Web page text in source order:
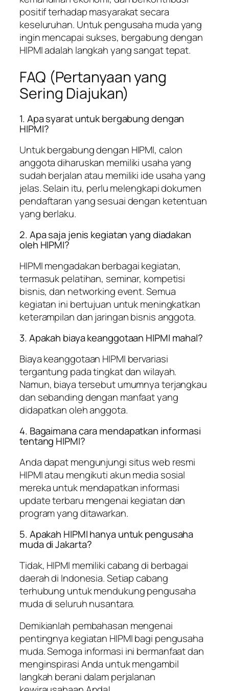
positif terhadap masyarakat secara
keseluruhan. Untuk pengusaha muda yang
ingin mencapai sukses, bergabung dengan
HIPMI adalah langkah yang sangat tepat.
FAQ (Pertanyaan yang
Sering Diajukan)
1. Apa syarat untuk bergabung dengan
HIPMI?
Untuk bergabung dengan HIPMI, calon
anggota diharuskan memiliki usaha yang
sudah berjalan atau memiliki ide usaha yang
jelas. Selain itu, perlu melengkapi dokumen
pendaftaran yang sesuai dengan ketentuan
yang berlaku.
2. Apa saja jenis kegiatan yang diadakan
oleh HIPMI?
HIPMI mengadakan berbagai kegiatan,
termasuk pelatihan, seminar, kompetisi
bisnis, dan networking event. Semua
kegiatan ini bertujuan untuk meningkatkan
keterampilan dan jaringan bisnis anggota.
3. Apakah biaya keanggotaan HIPMI mahal?
Biaya keanggotaan HIPMI bervariasi
tergantung pada tingkat dan wilayah.
Namun, biaya tersebut umumnya terjangkau
dan sebanding dengan manfaat yang
didapatkan oleh anggota.
4. Bagaimana cara mendapatkan informasi
tentang HIPMI?
Anda dapat mengunjungi situs web resmi
HIPMI atau mengikuti akun media sosial
mereka untuk mendapatkan informasi
update terbaru mengenai kegiatan dan
program yang ditawarkan.
5. Apakah HIPMI hanya untuk pengusaha
muda di Jakarta?
Tidak, HIPMI memiliki cabang di berbagai
daerah di Indonesia. Setiap cabang
terhubung untuk mendukung pengusaha
muda di seluruh nusantara.
Demikianlah pembahasan mengenai
pentingnya kegiatan HIPMI bagi pengusaha
muda. Semoga informasi ini bermanfaat dan
menginspirasi Anda untuk mengambil
langkah berani dalam perjalanan